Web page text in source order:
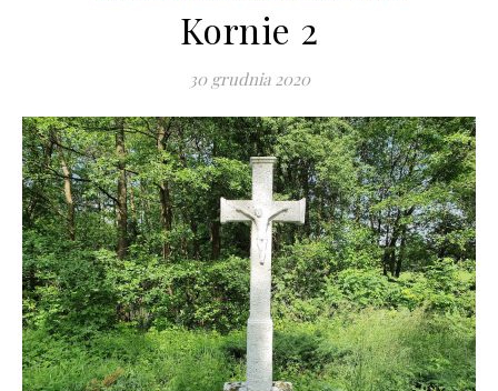
Kornie 2
30 grudnia 2020